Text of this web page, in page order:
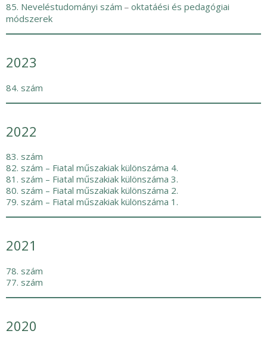
85. Neveléstudományi szám – oktatáési és pedagógiai
módszerek
2023
84. szám
2022
83. szám
82. szám – Fiatal műszakiak különszáma 4.
81. szám – Fiatal műszakiak különszáma 3.
80. szám – Fiatal műszakiak különszáma 2.
79. szám – Fiatal műszakiak különszáma 1.
2021
78. szám
77. szám
2020